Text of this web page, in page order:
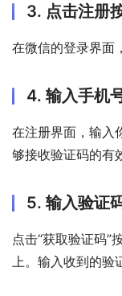
3. 点击注册
在微信的登录界面
4. 输入手机
在注册界面，输入
够接收验证码的有
5. 输入验证
点击“获取验证码”
上。输入收到的验